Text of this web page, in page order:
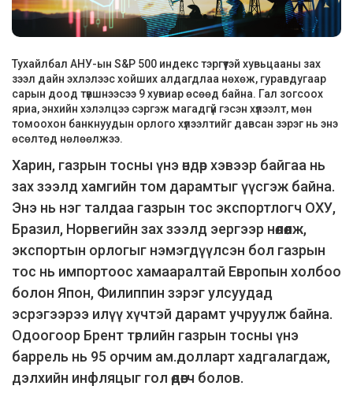
Тухайлбал АНУ-ын S&P 500 индекс тэргүүтэй хувьцааны зах
зээл дайн эхлэлээс хойших алдагдлаа нөхөж, гуравдугаар
сарын доод түвшнээсээ 9 хувиар өсөөд байна. Гал зогсоох
яриа, энхийн хэлэлцээ сэргэж магадгүй гэсэн хүлээлт, мөн
томоохон банкнуудын орлого хүлээлтийг давсан зэрэг нь энэ
өсөлтөд нөлөөлжээ.
Харин, газрын тосны үнэ өндөр хэвээр байгаа нь
зах зээлд хамгийн том дарамтыг үүсгэж байна.
Энэ нь нэг талдаа газрын тос экспортлогч ОХУ,
Бразил, Норвегийн зах зээлд эергээр нөлөөлж,
экспортын орлогыг нэмэгдүүлсэн бол газрын
тос нь импортоос хамааралтай Европын холбоо
болон Япон, Филиппин зэрэг улсуудад
эсрэгээрээ илүү хүчтэй дарамт учруулж байна.
Одоогоор Брент төрлийн газрын тосны үнэ
баррель нь 95 орчим ам.долларт хадгалагдаж,
дэлхийн инфляцыг гол өдөөгч болов.